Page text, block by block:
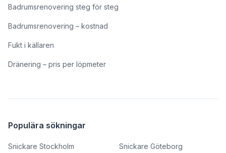
Badrumsrenovering steg för steg
Badrumsrenovering – kostnad
Fukt i källaren
Dränering – pris per löpmeter
Populära sökningar
Snickare Stockholm Snickare Göteborg